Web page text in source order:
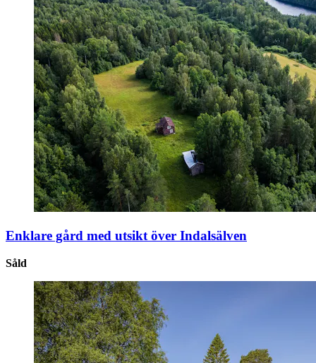
Enklare gård med utsikt över Indalsälven
Såld